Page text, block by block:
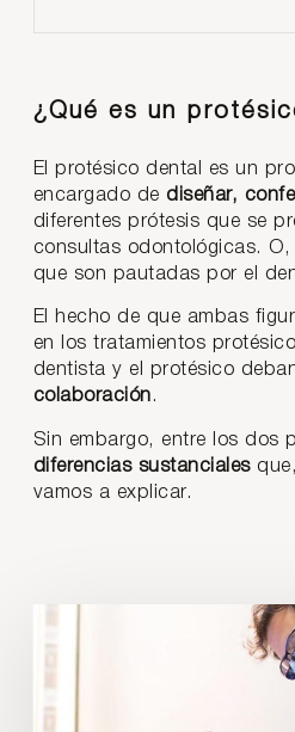
¿Qué es un
El protésico dental es un
encargado de diseñar,
diferentes prótesis que se
consultas odontológicas. O,
que son pautadas por el
El hecho de que ambas
en los tratamientos
dentista y el protésico
colaboración.
Sin embargo, entre los dos
diferencias sustanciales
vamos a explicar.